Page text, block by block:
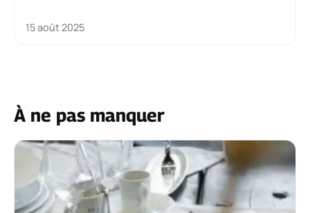
15 août 2025
À ne pas manquer